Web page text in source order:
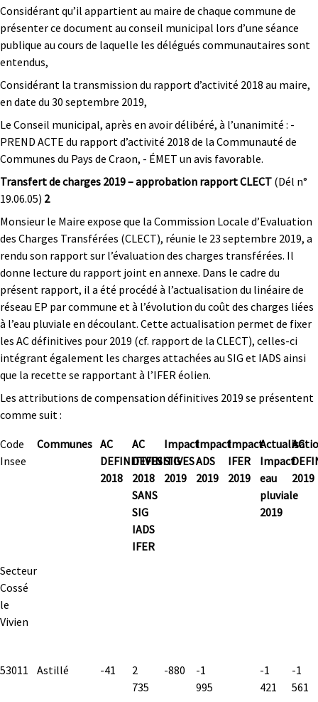
Considérant qu’il appartient au maire de chaque commune de
présenter ce document au conseil municipal lors d’une séance
publique au cours de laquelle les délégués communautaires sont
entendus,
Considérant la transmission du rapport d’activité 2018 au maire,
en date du 30 septembre 2019,
Le Conseil municipal, après en avoir délibéré, à l’unanimité : -
PREND ACTE du rapport d’activité 2018 de la Communauté de
Communes du Pays de Craon, - ÉMET un avis favorable.
Transfert de charges 2019 – approbation rapport CLECT (Dél n°
19.06.05) 2
Monsieur le Maire expose que la Commission Locale d’Evaluation
des Charges Transférées (CLECT), réunie le 23 septembre 2019, a
rendu son rapport sur l’évaluation des charges transférées. Il
donne lecture du rapport joint en annexe. Dans le cadre du
présent rapport, il a été procédé à l’actualisation du linéaire de
réseau EP par commune et à l’évolution du coût des charges liées
à l’eau pluviale en découlant. Cette actualisation permet de fixer
les AC définitives pour 2019 (cf. rapport de la CLECT), celles-ci
intégrant également les charges attachées au SIG et IADS ainsi
que la recette se rapportant à l’IFER éolien.
Les attributions de compensation définitives 2019 se présentent
comme suit :
Code
Insee
Communes AC
DEFINITIVES
2018
AC
DEFINITIVES
2018
SANS
SIG
IADS
IFER
Impact
SIG
2019
Impact
ADS
2019
Impact
IFER
2019
Impact
eau
pluviale
2019
AC
2019
Secteur
Cossé
le
Vivien
53011 Astillé -41
2
735
-880
-1
995
-1
421
-1
561